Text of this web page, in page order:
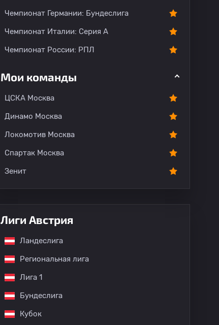
Чемпионат Германии: Бундеслига
Чемпионат Италии: Серия А
Чемпионат России: РПЛ
Мои команды
ЦСКА Москва
Динамо Москва
Локомотив Москва
Спартак Москва
Зенит
Лиги Австрия
Ландеслига
Региональная лига
Лига 1
Бундеслига
Кубок